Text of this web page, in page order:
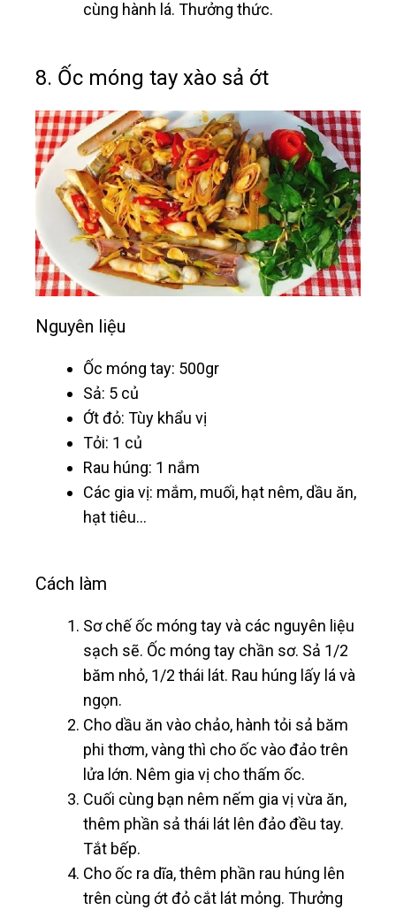
cùng hành lá. Thưởng thức.
8. Ốc móng tay xào sả ớt
Nguyên liệu
Ốc móng tay: 500gr
Sả: 5 củ
Ớt đỏ: Tùy khẩu vị
Tỏi: 1 củ
Rau húng: 1 nắm
Các gia vị: mắm, muối, hạt nêm, dầu ăn,
hạt tiêu…
Cách làm
Sơ chế ốc móng tay và các nguyên liệu
sạch sẽ. Ốc móng tay chần sơ. Sả 1/2
băm nhỏ, 1/2 thái lát. Rau húng lấy lá và
ngọn.
Cho dầu ăn vào chảo, hành tỏi sả băm
phi thơm, vàng thì cho ốc vào đảo trên
lửa lớn. Nêm gia vị cho thấm ốc.
Cuối cùng bạn nêm nếm gia vị vừa ăn,
thêm phần sả thái lát lên đảo đều tay.
Tắt bếp.
Cho ốc ra dĩa, thêm phần rau húng lên
trên cùng ớt đỏ cắt lát mỏng. Thưởng